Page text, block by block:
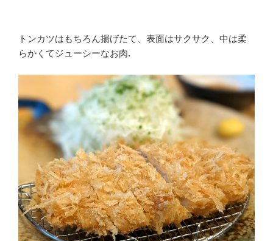
トンカツはもちろん揚げたて、表面はサクサク、中は柔
らかくてジューシーなお肉.